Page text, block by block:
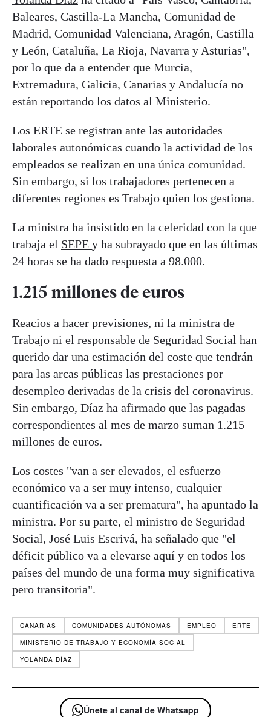
Baleares, Castilla-La Mancha, Comunidad de
Madrid, Comunidad Valenciana, Aragón, Castilla
y León, Cataluña, La Rioja, Navarra y Asturias",
por lo que da a entender que Murcia,
Extremadura, Galicia, Canarias y Andalucía no
están reportando los datos al Ministerio.
Los ERTE se registran ante las autoridades
laborales autonómicas cuando la actividad de los
empleados se realizan en una única comunidad.
Sin embargo, si los trabajadores pertenecen a
diferentes regiones es Trabajo quien los gestiona.
La ministra ha insistido en la celeridad con la que
trabaja el SEPE y ha subrayado que en las últimas
24 horas se ha dado respuesta a 98.000.
1.215 millones de euros
Reacios a hacer previsiones, ni la ministra de
Trabajo ni el responsable de Seguridad Social han
querido dar una estimación del coste que tendrán
para las arcas públicas las prestaciones por
desempleo derivadas de la crisis del coronavirus.
Sin embargo, Díaz ha afirmado que las pagadas
correspondientes al mes de marzo suman 1.215
millones de euros.
Los costes "van a ser elevados, el esfuerzo
económico va a ser muy intenso, cualquier
cuantificación va a ser prematura", ha apuntado la
ministra. Por su parte, el ministro de Seguridad
Social, José Luis Escrivá, ha señalado que "el
déficit público va a elevarse aquí y en todos los
países del mundo de una forma muy significativa
pero transitoria".
CANARIAS COMUNIDADES AUTÓNOMAS EMPLEO
ERTE
MINISTERIO DE TRABAJO Y ECONOMÍA SOCIAL
YOLANDA DÍAZ
Únete al canal de Whatsapp